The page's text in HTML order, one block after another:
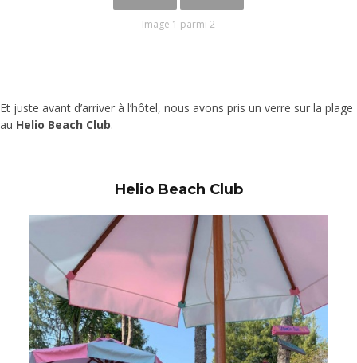
Image 1 parmi 2
Et juste avant d’arriver à l’hôtel, nous avons pris un verre sur la plage
au Helio Beach Club.
Helio Beach Club